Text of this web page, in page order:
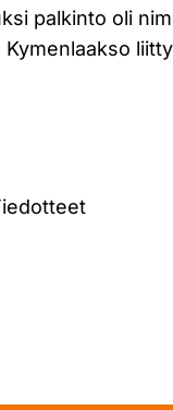
palkinto oli